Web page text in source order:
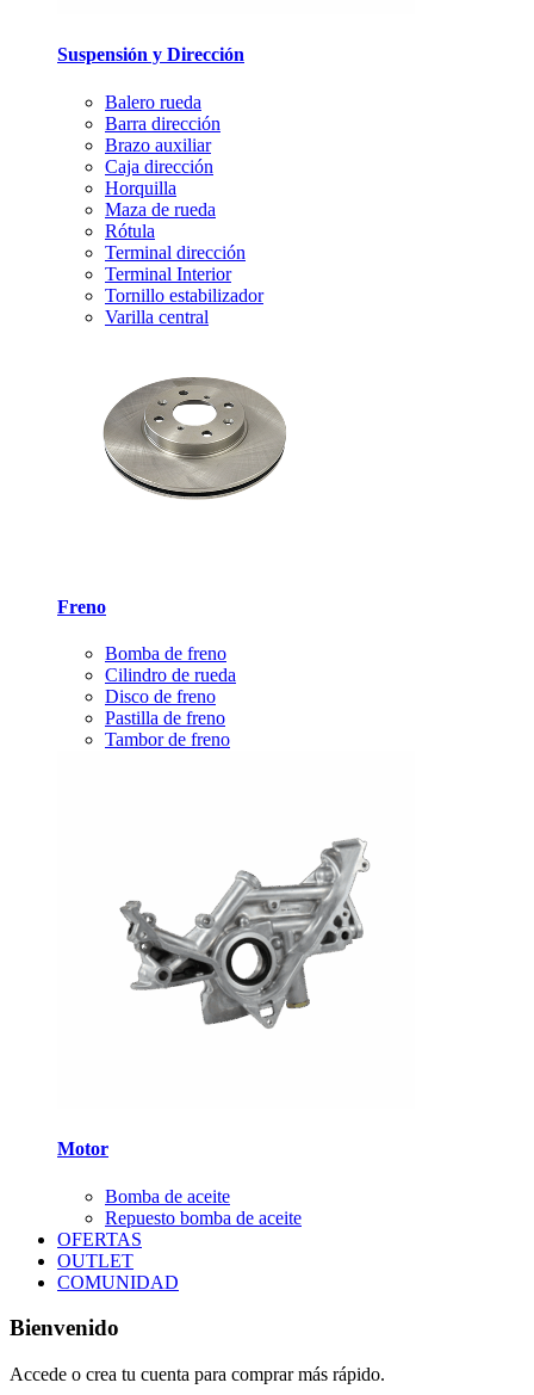
Suspensión y Dirección
Balero rueda
Barra dirección
Brazo auxiliar
Caja dirección
Horquilla
Maza de rueda
Rótula
Terminal dirección
Terminal Interior
Tornillo estabilizador
Varilla central
Freno
Bomba de freno
Cilindro de rueda
Disco de freno
Pastilla de freno
Tambor de freno
Motor
Bomba de aceite
Repuesto bomba de aceite
OFERTAS
OUTLET
COMUNIDAD
Bienvenido
Accede o crea tu cuenta para comprar más rápido.